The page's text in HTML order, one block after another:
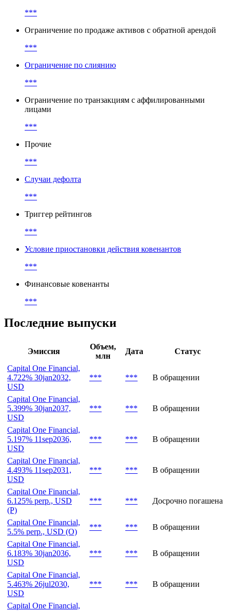
***
Ограничение по продаже активов с обратной арендой
***
Ограничение по слиянию
***
Ограничение по транзакциям с аффилированными
лицами
***
Прочие
***
Случаи дефолта
***
Триггер рейтингов
***
Условие приостановки действия ковенантов
***
Финансовые ковенанты
***
Последние выпуски
Эмиссия
Объем,
млн
Дата
Статус
Capital One Financial,
4.722% 30jan2032,
USD
*** *** В обращении
Capital One Financial,
5.399% 30jan2037,
USD
*** *** В обращении
Capital One Financial,
5.197% 11sep2036,
USD
*** *** В обращении
Capital One Financial,
4.493% 11sep2031,
USD
*** *** В обращении
Capital One Financial,
6.125% perp., USD
(P)
*** *** Досрочно погашена
Capital One Financial,
5.5% perp., USD (O)
*** ***
В обращении
Capital One Financial,
6.183% 30jan2036,
USD
*** *** В обращении
Capital One Financial,
5.463% 26jul2030,
USD
*** *** В обращении
Capital One Financial,